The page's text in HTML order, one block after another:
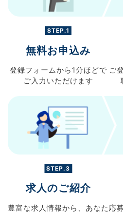
STEP.1
無料お申込み
登録フォームから 1分ほどで
ご入力 いただけます
ご
STEP.3
求人のご紹介
豊富な求人情報から、 あなた 応